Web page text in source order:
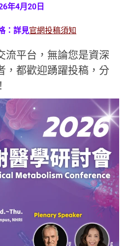
年4月20日
：詳見官網投稿須知
流平台，無論您是資深
，都歡迎踴躍投稿，分